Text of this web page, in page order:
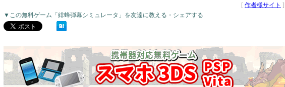
[ 作者様サイト ]
▼この無料ゲーム「緋蜂弾幕シミュレータ」を友達に教える・シェアする